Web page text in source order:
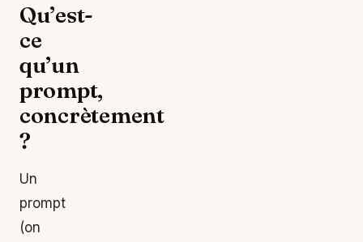
Qu’est-
ce
qu’un
prompt,
concrètement
?
Un
prompt
(on